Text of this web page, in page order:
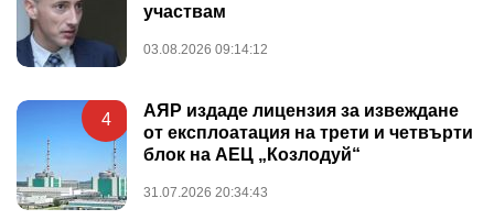
участвам
03.08.2026 09:14:12
4
АЯР издаде лицензия за извеждане
от експлоатация на трети и четвърти
блок на АЕЦ „Козлодуй“
31.07.2026 20:34:43